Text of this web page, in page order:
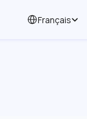
Français